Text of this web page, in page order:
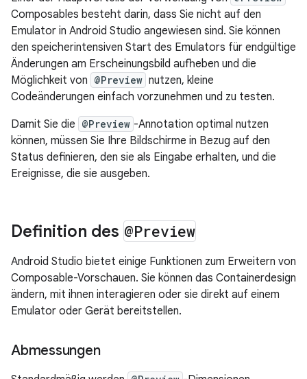
Composables besteht darin, dass Sie nicht auf den
Emulator in Android Studio angewiesen sind. Sie können
den speicherintensiven Start des Emulators für endgültige
Änderungen am Erscheinungsbild aufheben und die
Möglichkeit von @Preview nutzen, kleine
Codeänderungen einfach vorzunehmen und zu testen.
Damit Sie die @Preview -Annotation optimal nutzen
können, müssen Sie Ihre Bildschirme in Bezug auf den
Status definieren, den sie als Eingabe erhalten, und die
Ereignisse, die sie ausgeben.
Definition des @Preview
Android Studio bietet einige Funktionen zum Erweitern von
Composable-Vorschauen. Sie können das Containerdesign
ändern, mit ihnen interagieren oder sie direkt auf einem
Emulator oder Gerät bereitstellen.
Abmessungen